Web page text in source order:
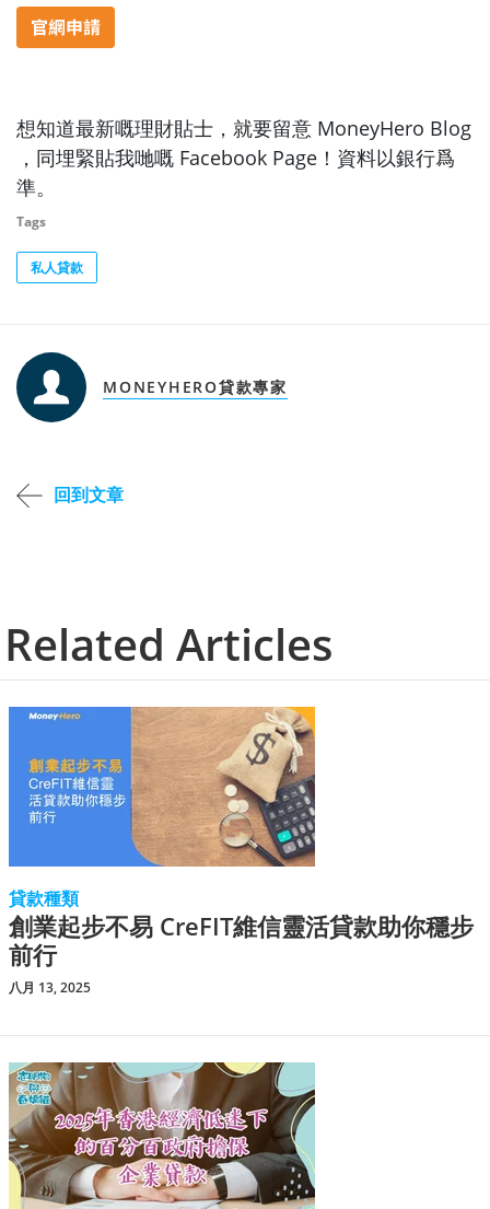
想知道最新嘅理財貼士，就要留意 MoneyHero Blog
，同埋緊貼我哋嘅 Facebook Page！資料以銀行爲
準。
Tags
私人貸款
MONEYHERO貸款專家
回到文章
Related Articles
貸款種類
創業起步不易 CreFIT維信靈活貸款助你穩步
前行
八月 13, 2025